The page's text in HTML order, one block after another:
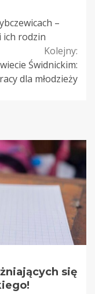
–
ich rodzin
Kolejny:
Świdnickim:
dla młodzieży
się